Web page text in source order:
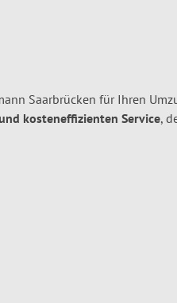
Saarbrücken für Ihren
kosteneffizienten Service,